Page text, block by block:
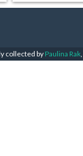
collected by Paulina Rak